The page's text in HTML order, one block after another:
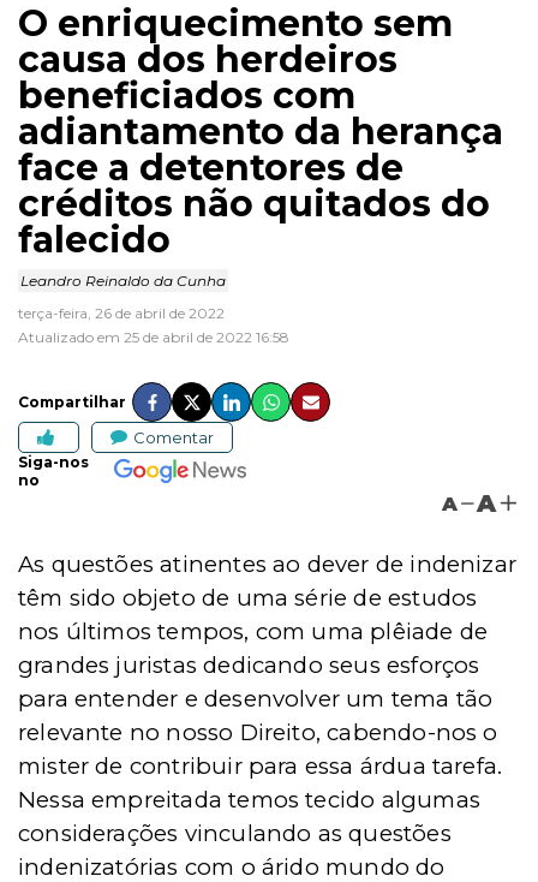
O enriquecimento sem
causa dos herdeiros
beneficiados com
adiantamento da herança
face a detentores de
créditos não quitados do
falecido
Leandro Reinaldo da Cunha
terça-feira, 26 de abril de 2022
Atualizado em 25 de abril de 2022 16:58
Compartilhar
Comentar
Siga-nos
no
A A
As questões atinentes ao dever de indenizar
têm sido objeto de uma série de estudos
nos últimos tempos, com uma plêiade de
grandes juristas dedicando seus esforços
para entender e desenvolver um tema tão
relevante no nosso Direito, cabendo-nos o
mister de contribuir para essa árdua tarefa.
Nessa empreitada temos tecido algumas
considerações vinculando as questões
indenizatórias com o árido mundo do